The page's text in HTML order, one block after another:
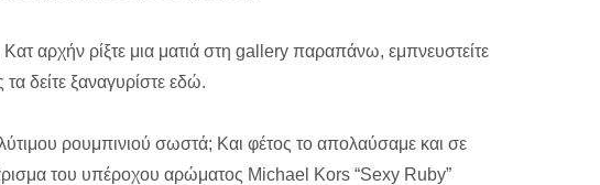
αρχήν ρίξτε μια ματιά στη gallery παραπάνω, εμπνευστείτε
δείτε ξαναγυρίστε εδώ.
ρουμπινιού σωστά; Kαι φέτος το απολαύσαμε και σε
του υπέροχου αρώματος Michael Kors “Sexy Ruby”